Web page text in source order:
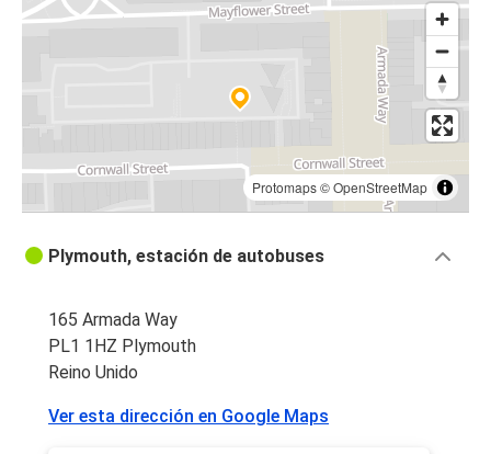
Protomaps©OpenStreetMap
Plymouth, estación de autobuses
165 Armada Way
PL1 1HZ Plymouth
Reino Unido
Ver esta dirección en Google Maps